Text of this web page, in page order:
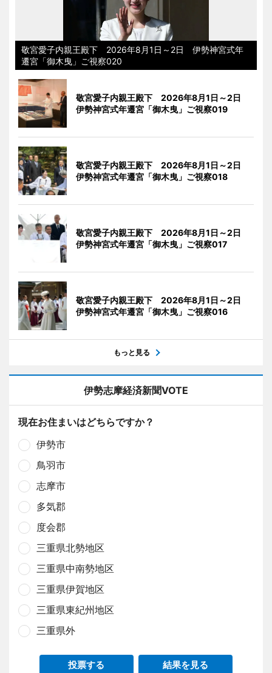
敬宮愛子内親王殿下 2026年8月1日～2日 伊勢神宮式年
遷宮「御木曳」ご視察020
敬宮愛子内親王殿下 2026年8月1日～2日
伊勢神宮式年遷宮「御木曳」ご視察019
敬宮愛子内親王殿下 2026年8月1日～2日
伊勢神宮式年遷宮「御木曳」ご視察018
敬宮愛子内親王殿下 2026年8月1日～2日
伊勢神宮式年遷宮「御木曳」ご視察017
敬宮愛子内親王殿下 2026年8月1日～2日
伊勢神宮式年遷宮「御木曳」ご視察016
もっと見る
伊勢志摩経済新聞VOTE
現在お住まいはどちらですか？
伊勢市
鳥羽市
志摩市
多気郡
度会郡
三重県北勢地区
三重県中南勢地区
三重県伊賀地区
三重県東紀州地区
三重県外
投票する 結果を見る